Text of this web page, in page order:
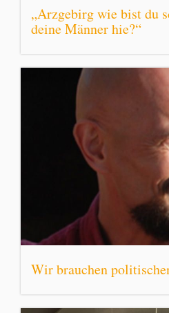
„Arzgebirg wie bist du
deine Männer hie?“
Wir brauchen